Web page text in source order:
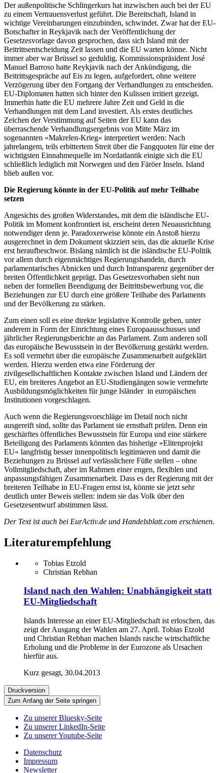
Der außenpolitische Schlingerkurs hat inzwischen auch bei der EU
zu einem Vertrauensverlust geführt. Die Bereitschaft, Island in
wichtige Vereinbarungen einzubinden, schwindet. Zwar hat der EU-
Botschafter in Reykjavik nach der Veröffentlichung der
Gesetzesvorlage davon gesprochen, dass sich Island mit der
Beitrittsentscheidung Zeit lassen und die EU warten könne. Nicht
immer aber war Brüssel so geduldig. Kommissionspräsident José
Manuel Barroso hatte Reykjavik nach der Ankündigung, die
Beitrittsgespräche auf Eis zu legen, aufgefordert, ohne weitere
Verzögerung über den Fortgang der Verhandlungen zu entscheiden.
EU-Diplomaten hatten sich hinter den Kulissen irritiert gezeigt.
Immerhin hatte die EU mehrere Jahre Zeit und Geld in die
Verhandlungen mit dem Land investiert. Als erstes deutliches
Zeichen der Verstimmung auf Seiten der EU kann das
überraschende Verhandlungsergebnis von Mitte März im
sogenannten »Makrelen-Krieg« interpretiert werden: Nach
jahrelangem, teils erbittertem Streit über die Fangquoten für eine der
wichtigsten Einnahmequelle im Nordatlantik einigte sich die EU
schließlich lediglich mit Norwegen und den Färöer Inseln. Island
blieb außen vor.
Die Regierung könnte in der EU-Politik auf mehr Teilhabe
setzen
Angesichts des großen Widerstandes, mit dem die isländische EU-
Politik im Moment konfrontiert ist, erscheint deren Neuausrichtung
notwendiger denn je. Paradoxerweise könnte ein Anstoß hierzu
ausgerechnet in dem Dokument skizziert sein, das die aktuelle Krise
erst heraufbeschwor. Bislang nämlich ist die isländische EU-Politik
vor allem durch eigenmächtiges Regierungshandeln, durch
parlamentarisches Abnicken und durch Intransparenz gegenüber der
breiten Öffentlichkeit geprägt. Das Gesetzesvorhaben sieht nun
neben der formellen Beendigung der Beitrittsbewerbung vor, die
Beziehungen zur EU durch eine größere Teilhabe des Parlaments
und der Bevölkerung zu stärken.
Zum einen soll es eine direkte legislative Kontrolle geben, unter
anderem in Form der Einrichtung eines Europaausschusses und
jährlicher Regierungsberichte an das Parlament. Zum anderen soll
das europäische Bewusstsein in der Bevölkerung gestärkt werden.
Es soll vermehrt über die europäische Zusammenarbeit aufgeklärt
werden. Hierzu werden etwa eine Förderung der
zivilgesellschaftlichen Kontakte zwischen Island und Ländern der
EU, ein breiteres Angebot an EU-Studiengängen sowie vermehrte
Ausbildungsmöglichkeiten für junge Isländer in europäischen
Institutionen vorgeschlagen.
Auch wenn die Regierungsvorschläge im Detail noch nicht
ausgereift sind, sollte das Parlament sie ernsthaft prüfen. Denn ein
geschärftes öffentliches Bewusstsein für Europa und eine stärkere
Beteiligung des Parlaments könnten das bisherige »Elitenprojekt
EU« langfristig besser innenpolitisch legitimieren und damit die
Beziehungen zu Brüssel auf verlässlichere Füße stellen – ohne
Vollmitgliedschaft, aber im Rahmen einer engen, flexiblen und
anpassungsfähigen Zusammenarbeit. Dass es der Regierung mit der
breiteren Teilhabe in EU-Fragen ernst ist, könnte sie jetzt sehr
deutlich unter Beweis stellen: indem sie das Volk über den
Gesetzesentwurf abstimmen lässt.
Der Text ist auch bei EurActiv.de und Handelsblatt.com erschienen.
Literaturempfehlung
Tobias Etzold
Christian Rebhan
Island nach den Wahlen: Unabhängigkeit statt
EU-Mitgliedschaft
Islands Interesse an einer EU-Mitgliedschaft ist erloschen, das
zeigt der Ausgang der Wahlen am 27. April. Tobias Etzold
und Christian Rebhan machen Islands rasche wirtschaftliche
Erholung und die Probleme in der Eurozone als Ursachen
hierfür aus.
Kurz gesagt, 30.04.2013
Druckversion
Zum Anfang der Seite springen
Zu unserer Bluesky-Seite
Zu unserer LinkedIn-Seite
Zu unserer Youtube-Seite
Datenschutz
Impressum
Newsletter